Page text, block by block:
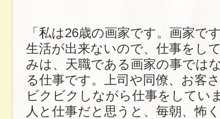
「私は26歳の画家です。画家で
生活が出来ないので、仕事をし
みは、天職である画家の事では
る仕事です。上司や同僚、お客
ビクビクしながら仕事をしてい
人と仕事だと思うと、毎朝、怖